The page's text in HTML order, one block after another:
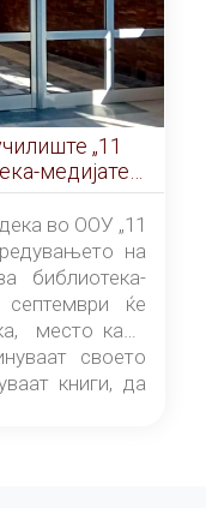
„11
медијатека
во ООУ „11
на
библиотека-
ќе
место каде
своето
книги, да